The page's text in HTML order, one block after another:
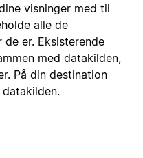
visninger med til
alle de
de er. Eksisterende
med datakilden,
På din destination